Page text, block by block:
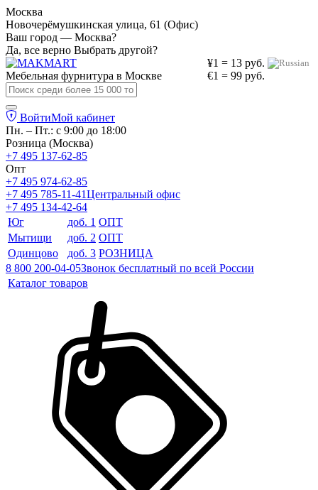
Москва
Новочерёмушкинская улица, 61 (Офис)
Ваш город — Москва?
Да, все верно Выбрать другой?
¥1 = 13 руб.
€1 = 99 руб.
Мебельная фурнитура в Москве
ВойтиМой кабинет
Пн. – Пт.: с 9:00 до 18:00
Розница (Москва)
+7 495 137-62-85
Опт
+7 495 974-62-85
+7 495 785-11-41Центральный офис
+7 495 134-42-64
Юг
доб. 1 ОПТ
Мытищи
доб. 2 ОПТ
Одинцово
доб. 3 РОЗНИЦА
8 800 200-04-05Звонок бесплатный по всей России
Каталог товаров